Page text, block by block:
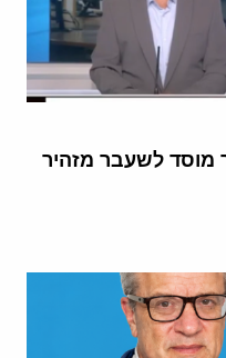
מוסד לשעבר מזהיר